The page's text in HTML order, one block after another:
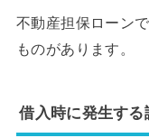
不動産担保ローン
ものがあります。
借入時に発生す